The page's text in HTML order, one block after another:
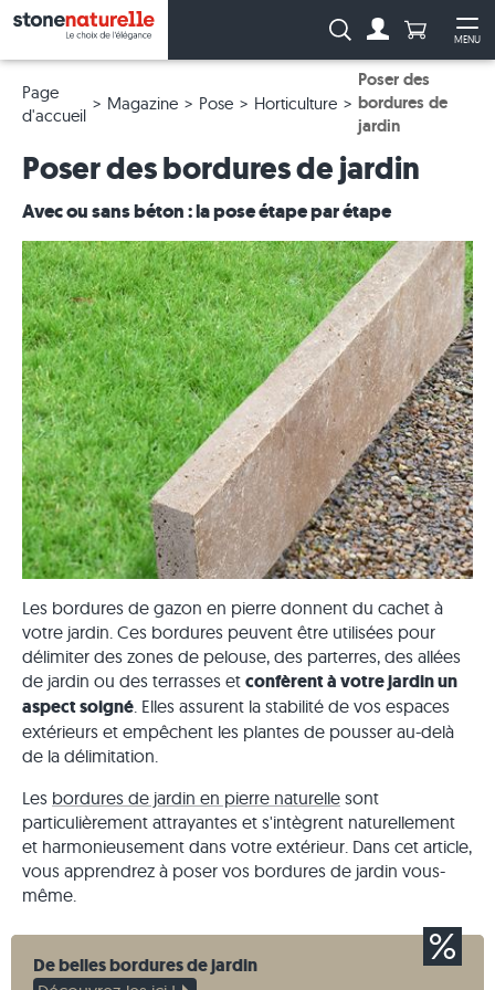
MENU
Recherche :Anzahl
Page
d'accueil
Magazine Pose Horticulture
Poser des
bordures de
jardin
Poser des bordures de jardin
Avec ou sans béton : la pose étape par étape
Les bordures de gazon en pierre donnent du cachet à
votre jardin. Ces bordures peuvent être utilisées pour
délimiter des zones de pelouse, des parterres, des allées
de jardin ou des terrasses et confèrent à votre jardin un
aspect soigné. Elles assurent la stabilité de vos espaces
extérieurs et empêchent les plantes de pousser au-delà
de la délimitation.
Les bordures de jardin en pierre naturelle sont
particulièrement attrayantes et s'intègrent naturellement
et harmonieusement dans votre extérieur. Dans cet article,
vous apprendrez à poser vos bordures de jardin vous-
même.
De belles bordures de jardin